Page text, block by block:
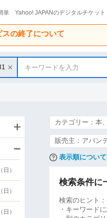
単 Yahoo! JAPANのデジタルチケット
スの終了について
キーワードを入力
カテゴリー：本
販売主：アバン
表示順について
検索条件に
検索のヒント：
・キーワード
）
）
）